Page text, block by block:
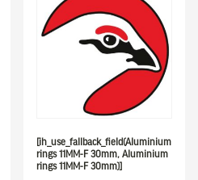
[ih_use_fallback_field(Aluminium
rings 11MM-F 30mm, Aluminium
rings 11MM-F 30mm)]